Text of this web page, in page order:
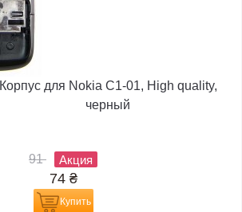
Корпус для Nokia C1-01, High quality,
черный
91 Акция
74 ₴
Купить